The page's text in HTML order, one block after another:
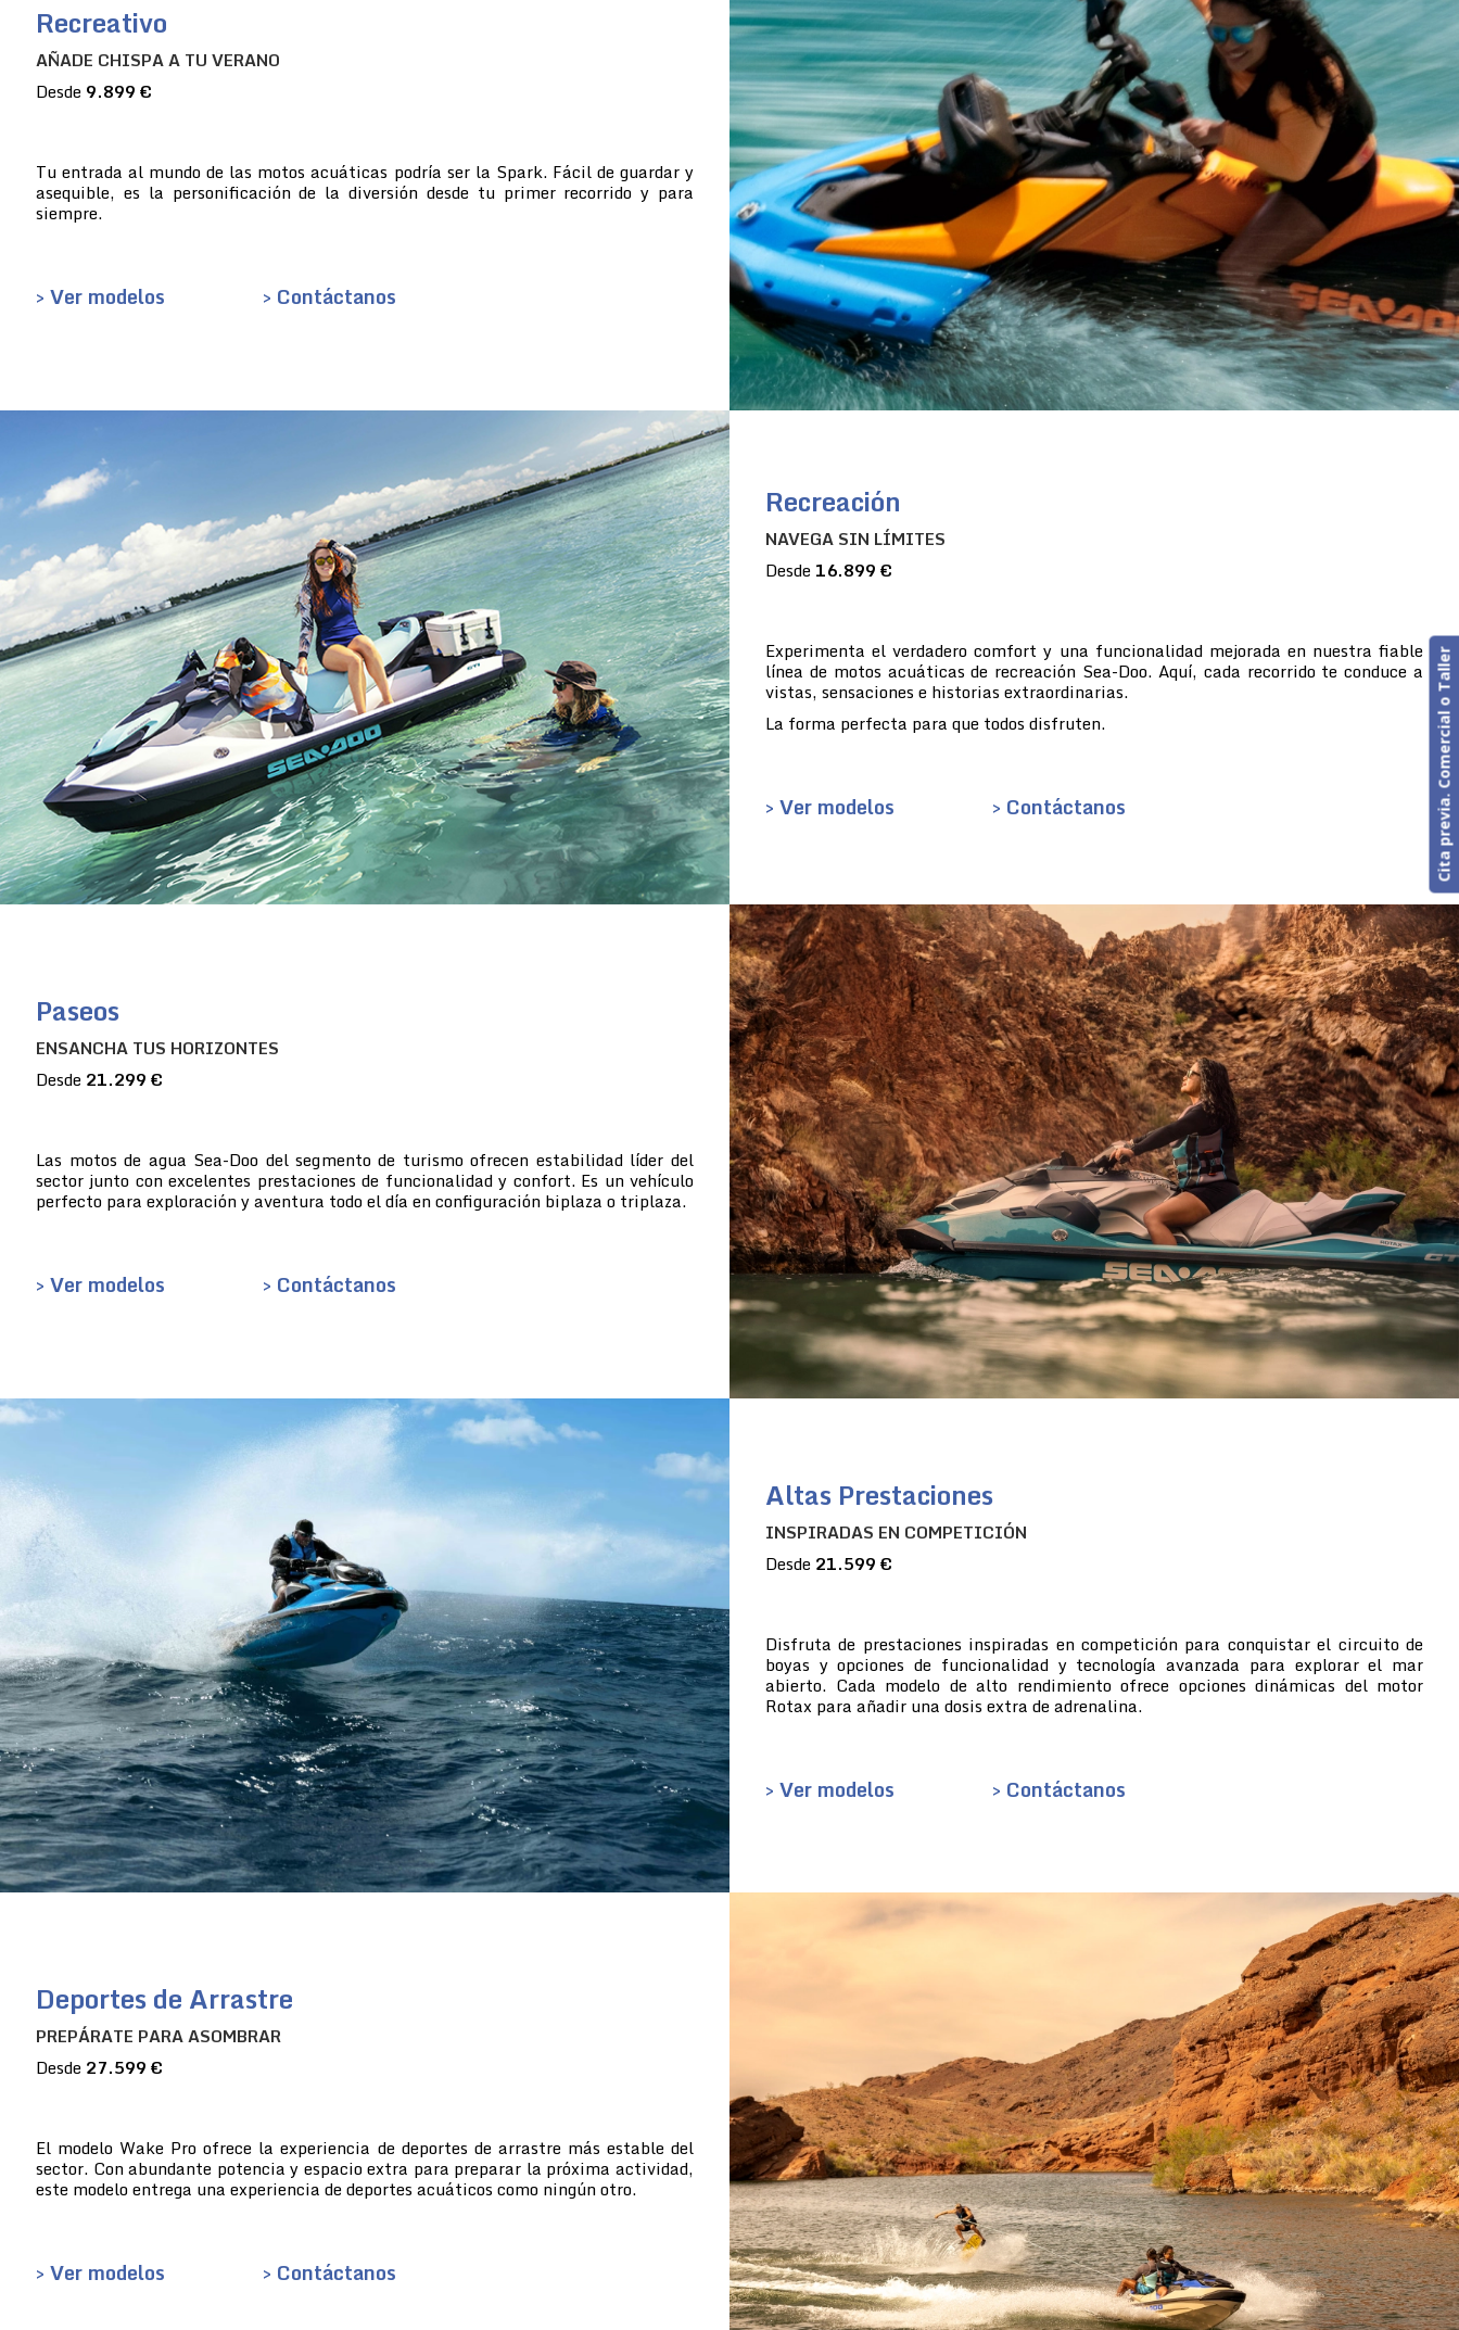
Recreativo
AÑADE CHISPA A TU VERANO
Desde 9.899 €
Tu entrada al mundo de las motos acuáticas podría ser la Spark. Fácil de guardar y
asequible, es la personificación de la diversión desde tu primer recorrido y para
siempre.
> Ver modelos > Contáctanos
Recreación
NAVEGA SIN LÍMITES
Desde 16.899 €
Experimenta el verdadero comfort y una funcionalidad mejorada en nuestra fiable
línea de motos acuáticas de recreación Sea-Doo. Aquí, cada recorrido te conduce a
vistas, sensaciones e historias extraordinarias.
La forma perfecta para que todos disfruten.
> Ver modelos > Contáctanos
Paseos
ENSANCHA TUS HORIZONTES
Desde 21.299 €
Las motos de agua Sea-Doo del segmento de turismo ofrecen estabilidad líder del
sector junto con excelentes prestaciones de funcionalidad y confort. Es un vehículo
perfecto para exploración y aventura todo el día en configuración biplaza o triplaza.
> Ver modelos > Contáctanos
Altas Prestaciones
INSPIRADAS EN COMPETICIÓN
Desde 21.599 €
Disfruta de prestaciones inspiradas en competición para conquistar el circuito de
boyas y opciones de funcionalidad y tecnología avanzada para explorar el mar
abierto. Cada modelo de alto rendimiento ofrece opciones dinámicas del motor
Rotax para añadir una dosis extra de adrenalina.
> Ver modelos > Contáctanos
Deportes de Arrastre
PREPÁRATE PARA ASOMBRAR
Desde 27.599 €
El modelo Wake Pro ofrece la experiencia de deportes de arrastre más estable del
sector. Con abundante potencia y espacio extra para preparar la próxima actividad,
este modelo entrega una experiencia de deportes acuáticos como ningún otro.
> Ver modelos > Contáctanos
Cita previa. Comercial o Taller